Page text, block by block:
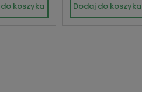
koszyka Dodaj do koszyka